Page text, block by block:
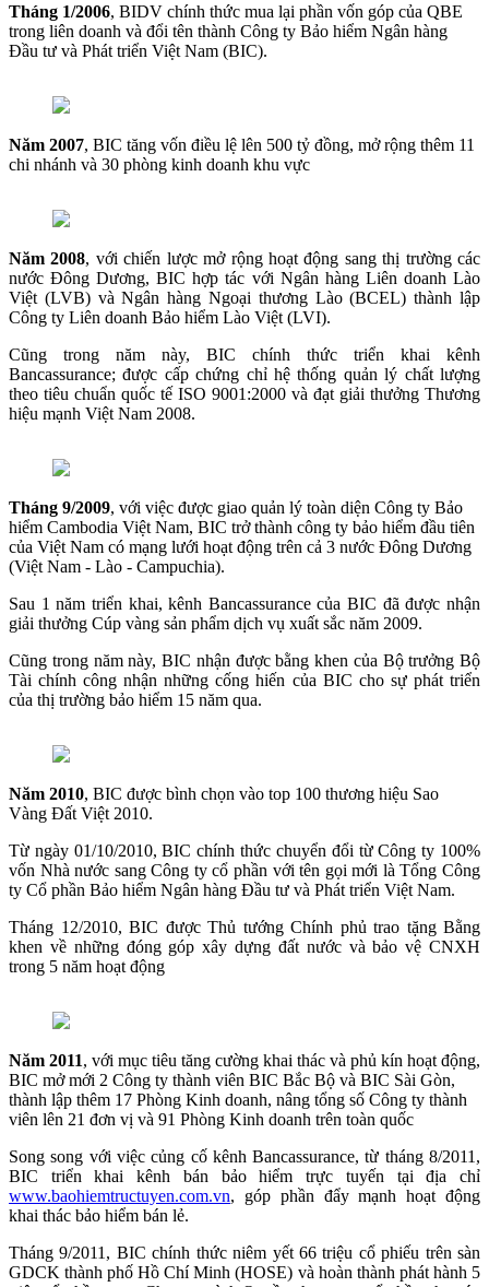
Tháng 1/2006, BIDV chính thức mua lại phần vốn góp của QBE
trong liên doanh và đổi tên thành Công ty Bảo hiểm Ngân hàng
Đầu tư và Phát triển Việt Nam (BIC).
Năm 2007, BIC tăng vốn điều lệ lên 500 tỷ đồng, mở rộng thêm 11
chi nhánh và 30 phòng kinh doanh khu vực
Năm 2008, với chiến lược mở rộng hoạt động sang thị trường các
nước Đông Dương, BIC hợp tác với Ngân hàng Liên doanh Lào
Việt (LVB) và Ngân hàng Ngoại thương Lào (BCEL) thành lập
Công ty Liên doanh Bảo hiểm Lào Việt (LVI).
Cũng trong năm này, BIC chính thức triển khai kênh
Bancassurance; được cấp chứng chỉ hệ thống quản lý chất lượng
theo tiêu chuẩn quốc tế ISO 9001:2000 và đạt giải thưởng Thương
hiệu mạnh Việt Nam 2008.
Tháng 9/2009, với việc được giao quản lý toàn diện Công ty Bảo
hiểm Cambodia Việt Nam, BIC trở thành công ty bảo hiểm đầu tiên
của Việt Nam có mạng lưới hoạt động trên cả 3 nước Đông Dương
(Việt Nam - Lào - Campuchia).
Sau 1 năm triển khai, kênh Bancassurance của BIC đã được nhận
giải thưởng Cúp vàng sản phẩm dịch vụ xuất sắc năm 2009.
Cũng trong năm này, BIC nhận được bằng khen của Bộ trưởng Bộ
Tài chính công nhận những cống hiến của BIC cho sự phát triển
của thị trường bảo hiểm 15 năm qua.
Năm 2010, BIC được bình chọn vào top 100 thương hiệu Sao
Vàng Đất Việt 2010.
Từ ngày 01/10/2010, BIC chính thức chuyển đổi từ Công ty 100%
vốn Nhà nước sang Công ty cổ phần với tên gọi mới là Tổng Công
ty Cổ phần Bảo hiểm Ngân hàng Đầu tư và Phát triển Việt Nam.
Tháng 12/2010, BIC được Thủ tướng Chính phủ trao tặng Bằng
khen về những đóng góp xây dựng đất nước và bảo vệ CNXH
trong 5 năm hoạt động
Năm 2011, với mục tiêu tăng cường khai thác và phủ kín hoạt động,
BIC mở mới 2 Công ty thành viên BIC Bắc Bộ và BIC Sài Gòn,
thành lập thêm 17 Phòng Kinh doanh, nâng tổng số Công ty thành
viên lên 21 đơn vị và 91 Phòng Kinh doanh trên toàn quốc
Song song với việc củng cố kênh Bancassurance, từ tháng 8/2011,
BIC triển khai kênh bán bảo hiểm trực tuyến tại địa chỉ
www.baohiemtructuyen.com.vn, góp phần đẩy mạnh hoạt động
khai thác bảo hiểm bán lẻ.
Tháng 9/2011, BIC chính thức niêm yết 66 triệu cổ phiếu trên sàn
GDCK thành phố Hồ Chí Minh (HOSE) và hoàn thành phát hành 5